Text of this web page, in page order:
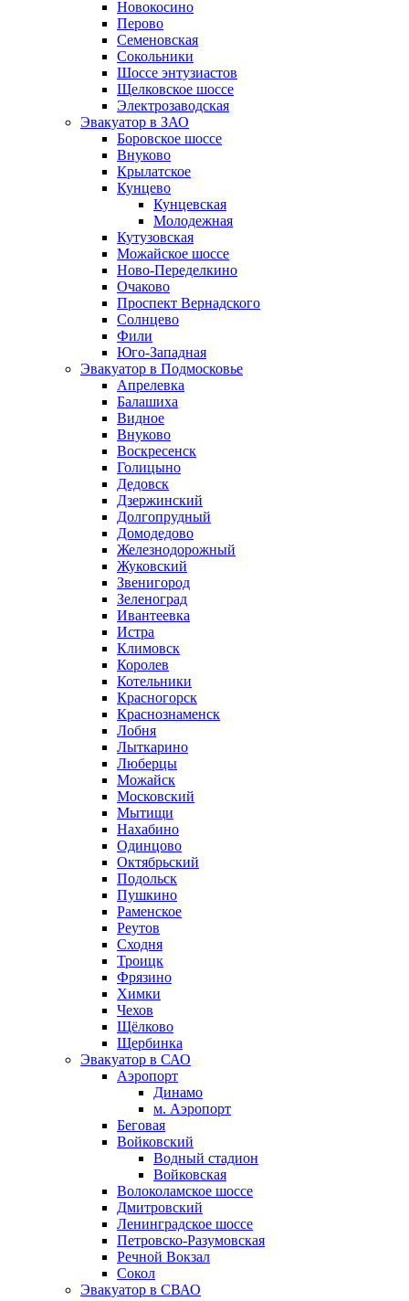
Новокосино
Перово
Семеновская
Сокольники
Шоссе энтузиастов
Щелковское шоссе
Электрозаводская
Эвакуатор в ЗАО
Боровское шоссе
Внуково
Крылатское
Кунцево
Кунцевская
Молодежная
Кутузовская
Можайское шоссе
Ново-Переделкино
Очаково
Проспект Вернадского
Солнцево
Фили
Юго-Западная
Эвакуатор в Подмосковье
Апрелевка
Балашиха
Видное
Внуково
Воскресенск
Голицыно
Дедовск
Дзержинский
Долгопрудный
Домодедово
Железнодорожный
Жуковский
Звенигород
Зеленоград
Ивантеевка
Истра
Климовск
Королев
Котельники
Красногорск
Краснознаменск
Лобня
Лыткарино
Люберцы
Можайск
Московский
Мытищи
Нахабино
Одинцово
Октябрьский
Подольск
Пушкино
Раменское
Реутов
Сходня
Троицк
Фрязино
Химки
Чехов
Щёлково
Щербинка
Эвакуатор в САО
Аэропорт
Динамо
м. Аэропорт
Беговая
Войковский
Водный стадион
Войковская
Волоколамское шоссе
Дмитровский
Ленинградское шоссе
Петровско-Разумовская
Речной Вокзал
Сокол
Эвакуатор в СВАО